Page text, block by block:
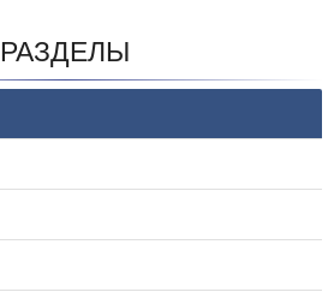
РАЗДЕЛЫ